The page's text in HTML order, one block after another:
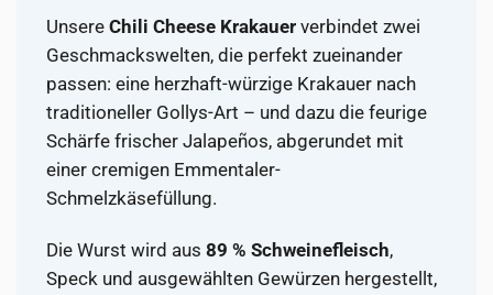
Unsere Chili Cheese Krakauerverbindet zwei
Geschmackswelten, die perfekt zueinander
passen: eine herzhaft-würzige Krakauer nach
traditioneller Gollys-Art – und dazu die feurige
Schärfe frischer Jalapeños, abgerundet mit
einer cremigen Emmentaler-
Schmelzkäsefüllung.
Die Wurst wird aus 89 % Schweinefleisch,
Speck und ausgewählten Gewürzen hergestellt,